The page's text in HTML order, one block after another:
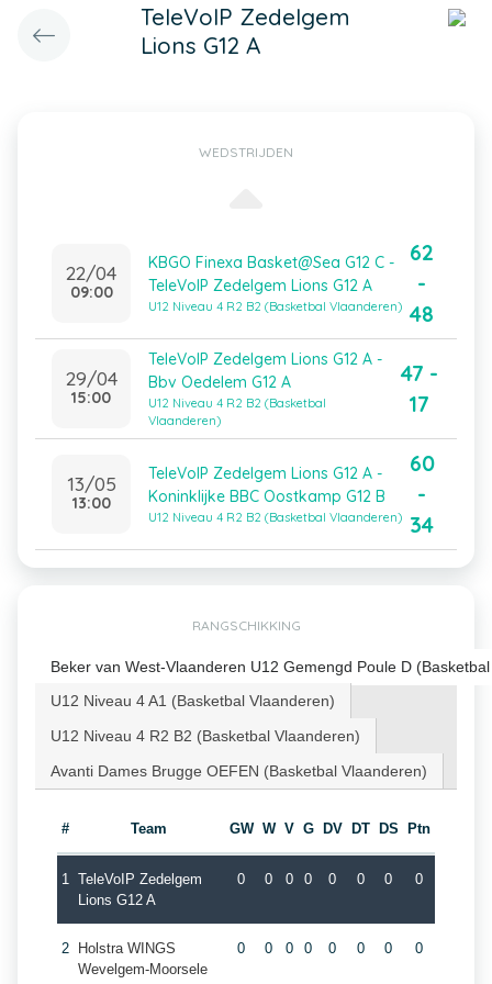
TeleVoIP Zedelgem
Lions G12 A
WEDSTRIJDEN
22/04
09:00
KBGO Finexa Basket@Sea G12 C -
TeleVoIP Zedelgem Lions G12 A
U12 Niveau 4 R2 B2 (Basketbal Vlaanderen)
62
-
48
29/04
15:00
TeleVoIP Zedelgem Lions G12 A -
Bbv Oedelem G12 A
U12 Niveau 4 R2 B2 (Basketbal
Vlaanderen)
47 -
17
13/05
13:00
TeleVoIP Zedelgem Lions G12 A -
Koninklijke BBC Oostkamp G12 B
U12 Niveau 4 R2 B2 (Basketbal Vlaanderen)
60
-
34
RANGSCHIKKING
Beker van West-Vlaanderen U12 Gemengd Poule D
U12 Niveau 4 A1 (Basketbal Vlaanderen)
U12 Niveau 4 R2 B2 (Basketbal Vlaanderen)
Avanti Dames Brugge OEFEN (Basketbal Vlaanderen)
# Team GW W V G DV DT DS Ptn
1 TeleVoIP Zedelgem
Lions G12 A
0 0 0 0 0 0 0 0
2
Holstra WINGS
Wevelgem-Moorsele
0 0 0 0 0 0 0 0